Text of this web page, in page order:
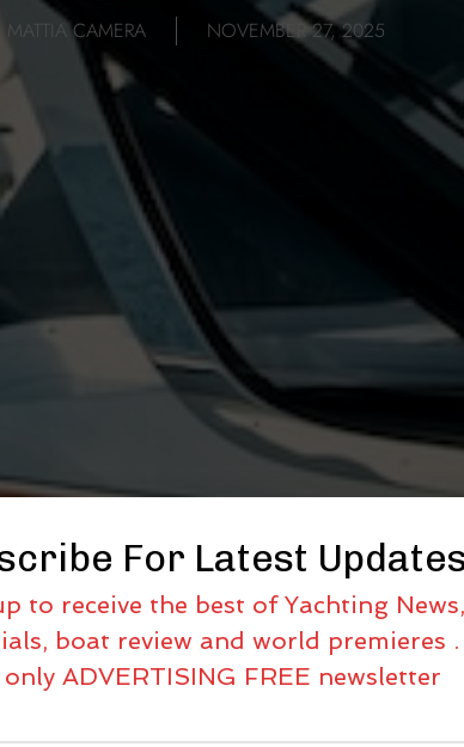
MATTIA CAMERA NOVEMBER 27, 2025
For Latest
to receive the best of Yachting News,
boat review and world premieres .
ADVERTISING FREE newsletter